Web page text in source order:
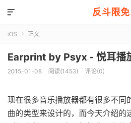
反斗限免

iOS  正文
Earprint by Psyx - 悦耳播
2015-01-08 阅读(1453) 评论(0)
现在很多音乐播放器都有很多不同
曲的类型来设计的，而今天介绍的